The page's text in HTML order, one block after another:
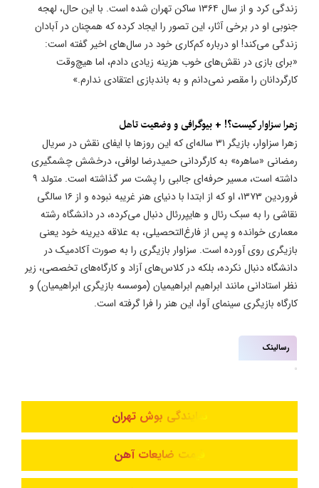
زندگی کرد و از سال ۱۳۶۴ ساکن تهران شده است. با این حال، لهجه
جنوبی او در برخی آثار، این تصور را ایجاد کرده که همچنان در آبادان
زندگی می‌کند! او درباره کم‌کاری خود در سال‌های اخیر گفته است:
«برای بازی در نقش‌های خوب هزینه زیادی دادم، اما هیچ‌وقت
کارگردانان را مقصر نمی‌دانم و به باندبازی اعتقادی ندارم.»
زهرا سزاوار کیست؟! + بیوگرافی و وضعیت تاهل
زهرا سزاوار، بازیگر ۳۱ ساله‌ای که این روزها با ایفای نقش در سریال
رمضانی «ساهره» به کارگردانی حمیدرضا لوافی، درخشش چشمگیری
داشته است، مسیر حرفه‌ای جالبی را پشت سر گذاشته است. متولد ۹
فروردین ۱۳۷۳، او که از ابتدا با دنیای هنر غریبه نبوده و از ۱۶ سالگی
نقاشی را به سبک رئال و هایپررئال دنبال می‌کرده، در دانشگاه رشته
معماری خوانده و پس از فارغ‌التحصیلی، به علاقه دیرینه خود یعنی
بازیگری روی آورده است. سزاوار بازیگری را به صورت آکادمیک در
دانشگاه دنبال نکرده، بلکه در کلاس‌های آزاد و کارگاه‌های تخصصی، زیر
نظر استادانی مانند ابراهیم ابراهیمیان (موسسه بازیگری ابراهیمیان) و
کارگاه بازیگری سینمای آوا، این هنر را فرا گرفته است.
رسالینک
نمایندگی بوش تهران
قیمت ضایعات آهن